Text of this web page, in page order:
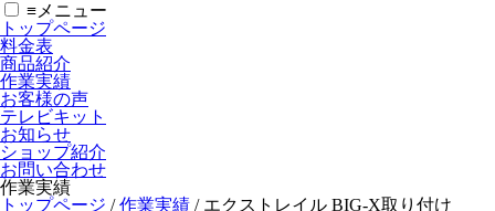
≡ メニュー
トップページ
料金表
商品紹介
作業実績
お客様の声
テレビキット
お知らせ
ショップ紹介
お問い合わせ
作業実績
トップページ /作業実績 / エクストレイル BIG-X取り付け